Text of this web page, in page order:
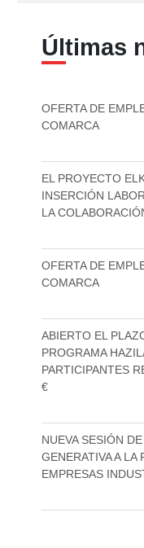
Últimas
OFERTA DE
COMARCA
EL PROYECTO
INSERCIÓN
LA
OFERTA DE
COMARCA
ABIERTO EL
PROGRAMA
PARTICIPANTES
€
NUEVA SESIÓN
GENERATIVA A LA
EMPRESAS